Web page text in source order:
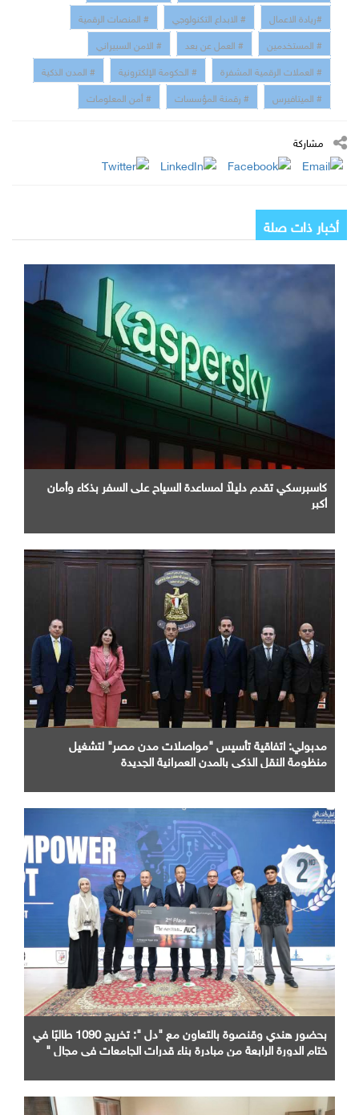
#ريادة الاعمال
# الابداع التكنولوجي
# المنصات الرقمية
# المستخدمين
# العمل عن بعد
# الامن السبيراني
# العملات الرقمية المشفرة
# الحكومة الإلكترونية
# المدن الذكية
# الميتافيرس
# رقمنة المؤسسات # أمن المعلومات
مشاركة
أخبار ذات صلة
كاسبرسكي تقدم دليلاً لمساعدة السياح على السفر بذكاء وأمان
أكبر
مدبولي: اتفاقية تأسيس "مواصلات مدن مصر" لتشغيل
منظومة النقل الذكي بالمدن العمرانية الجديدة
بحضور هندي وقنصوة بالتعاون مع "دل ": تخريج 1090 طالبًا في
ختام الدورة الرابعة من مبادرة بناء قدرات الجامعات في مجال "